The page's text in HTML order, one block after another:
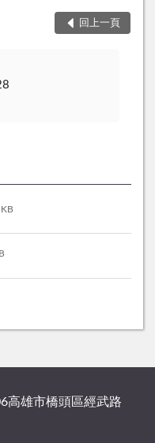
回上一頁
高雄市橋頭區經武路